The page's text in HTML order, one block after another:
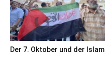
Der 7. Oktober und der Islam